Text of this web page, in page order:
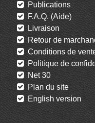
Publications
F.A.Q. (Aide)
Livraison
Retour de
Conditions de
Politique de
Net 30
Plan du site
English version